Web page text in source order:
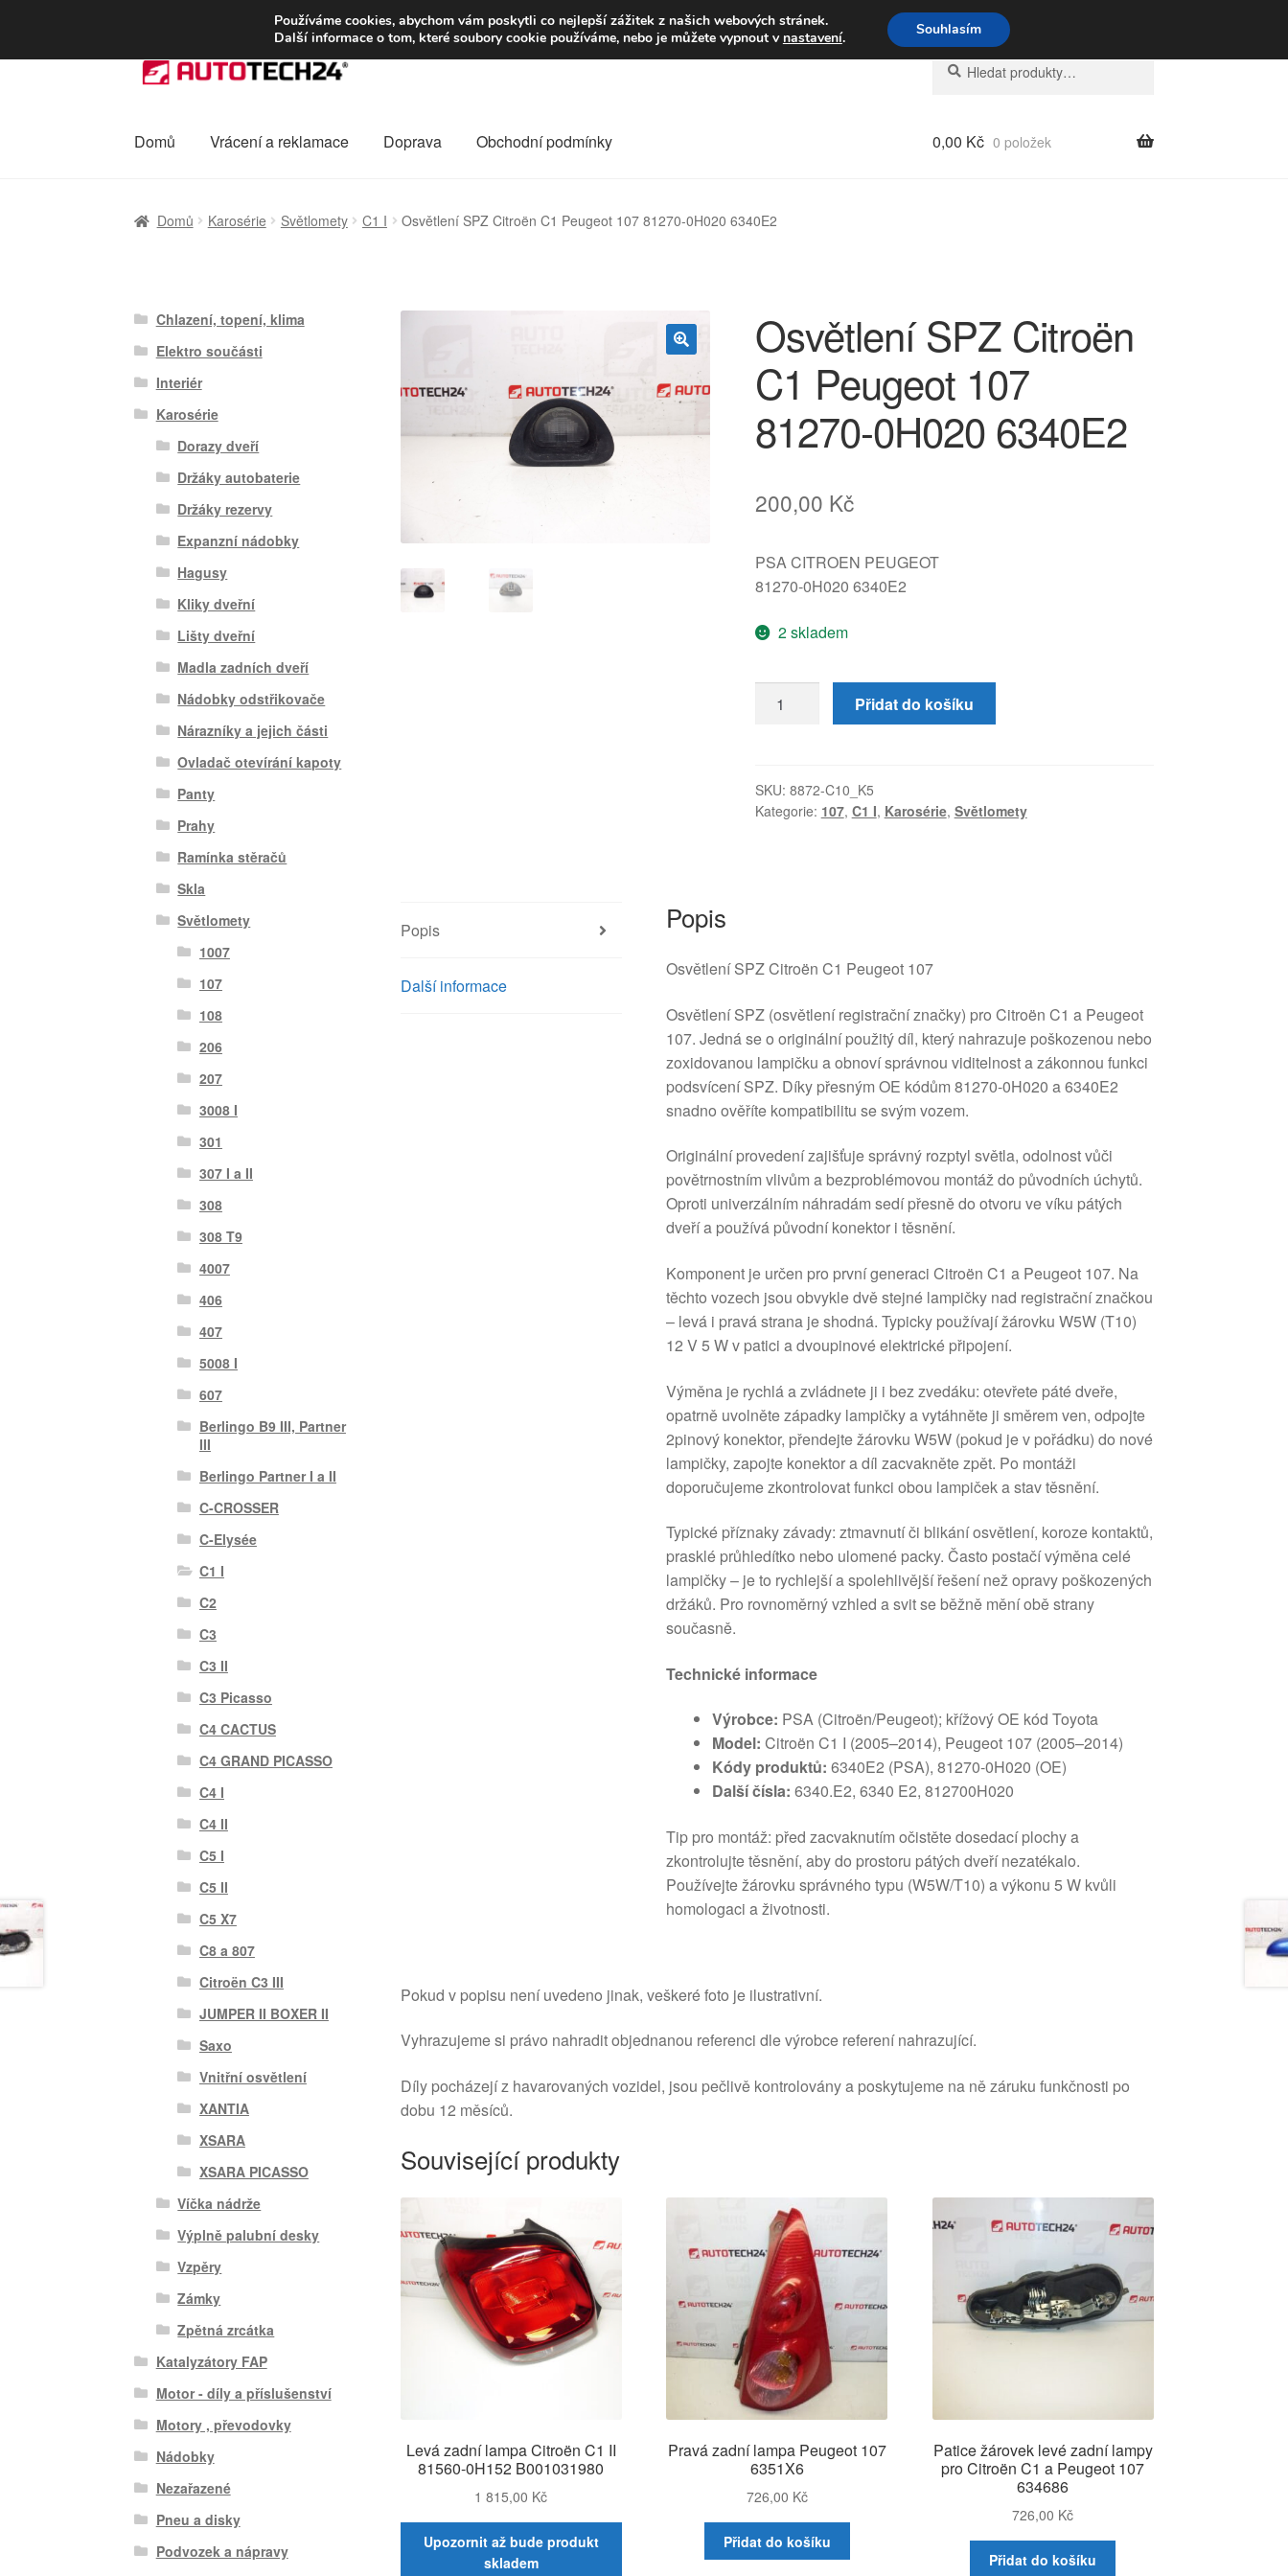
DOPRAVA od 139,-Kč Volejte po-pá 9-16 704 494 494
Přeskočit
na
Přejít
webu
Hledat:
Hledat
Domů Vrácení a reklamace Doprava Obchodní podmínky 0,00 Kč 0 položek
Domů Karosérie Světlomety C1 I Osvětlení SPZ Citroën C1 Peugeot 107 81270-0H020 6340E2
Osvětlení SPZ Citroën
C1 Peugeot 107
81270-0H020 6340E2
200,00 Kč
PSA CITROEN PEUGEOT
81270-0H020 6340E2
2 skladem
SPZ
Peugeot
107
Přidat do košíku
SKU: 8872-C10_K5
Kategorie: 107, C1 I, Karosérie, Světlomety
Popis
Další informace
Popis
Osvětlení SPZ Citroën C1 Peugeot 107
Osvětlení SPZ (osvětlení registrační značky) pro Citroën C1 a Peugeot
107. Jedná se o originální použitý díl, který nahrazuje poškozenou nebo
zoxidovanou lampičku a obnoví správnou viditelnost a zákonnou funkci
podsvícení SPZ. Díky přesným OE kódům 81270-0H020 a 6340E2
snadno ověříte kompatibilitu se svým vozem.
Originální provedení zajišťuje správný rozptyl světla, odolnost vůči
povětrnostním vlivům a bezproblémovou montáž do původních úchytů.
Oproti univerzálním náhradám sedí přesně do otvoru ve víku pátých
dveří a používá původní konektor i těsnění.
Komponent je určen pro první generaci Citroën C1 a Peugeot 107. Na
těchto vozech jsou obvykle dvě stejné lampičky nad registrační značkou
– levá i pravá strana je shodná. Typicky používají žárovku W5W (T10)
12 V 5 W v patici a dvoupinové elektrické připojení.
Výměna je rychlá a zvládnete ji i bez zvedáku: otevřete páté dveře,
opatrně uvolněte západky lampičky a vytáhněte ji směrem ven, odpojte
2pinový konektor, přendejte žárovku W5W (pokud je v pořádku) do nové
lampičky, zapojte konektor a díl zacvakněte zpět. Po montáži
doporučujeme zkontrolovat funkci obou lampiček a stav těsnění.
Typické příznaky závady: ztmavnutí či blikání osvětlení, koroze kontaktů,
prasklé průhledítko nebo ulomené packy. Často postačí výměna celé
lampičky – je to rychlejší a spolehlivější řešení než opravy poškozených
držáků. Pro rovnoměrný vzhled a svit se běžně mění obě strany
současně.
Technické informace
Výrobce: PSA (Citroën/Peugeot); křížový OE kód Toyota
Model: Citroën C1 I (2005–2014), Peugeot 107 (2005–2014)
Kódy produktů: 6340E2 (PSA), 81270-0H020 (OE)
Další čísla: 6340.E2, 6340 E2, 812700H020
Tip pro montáž: před zacvaknutím očistěte dosedací plochy a
zkontrolujte těsnění, aby do prostoru pátých dveří nezatékalo.
Používejte žárovku správného typu (W5W/T10) a výkonu 5 W kvůli
homologaci a životnosti.
Pokud v popisu není uvedeno jinak, veškeré foto je ilustrativní.
Vyhrazujeme si právo nahradit objednanou referenci dle výrobce referení nahrazující.
Díly pocházejí z havarovaných vozidel, jsou pečlivě kontrolovány a poskytujeme na ně záruku funkčnosti po
dobu 12 měsíců.
Související produkty
Levá zadní lampa Citroën C1 II
81560-0H152 B001031980
1 815,00 Kč
Upozornit až bude produkt
skladem
Pravá zadní lampa Peugeot 107
6351X6
726,00 Kč
Přidat do košíku
Patice žárovek levé zadní lampy
pro Citroën C1 a Peugeot 107
634686
726,00 Kč
Přidat do košíku
Chlazení, topení, klima
Elektro součásti
Interiér
Karosérie
Dorazy dveří
Držáky autobaterie
Držáky rezervy
Expanzní nádobky
Hagusy
Kliky dveřní
Lišty dveřní
Madla zadních dveří
Nádobky odstřikovače
Nárazníky a jejich části
Ovladač otevírání kapoty
Panty
Prahy
Ramínka stěračů
Skla
Světlomety
1007
107
108
206
207
3008 I
301
307 I a II
308
308 T9
4007
406
407
5008 I
607
Berlingo B9 III, Partner
III
Berlingo Partner I a II
C-CROSSER
C-Elysée
C1 I
C2
C3
C3 II
C3 Picasso
C4 CACTUS
C4 GRAND PICASSO
C4 I
C4 II
C5 I
C5 II
C5 X7
C8 a 807
Citroën C3 III
JUMPER II BOXER II
Saxo
Vnitřní osvětlení
XANTIA
XSARA
XSARA PICASSO
Víčka nádrže
Výplně palubní desky
Vzpěry
Zámky
Zpětná zrcátka
Katalyzátory FAP
Motor - díly a příslušenství
Motory , převodovky
Nádobky
Nezařazené
Pneu a disky
Podvozek a nápravy
Používáme cookies, abychom vám poskytli co nejlepší zážitek z našich webových stránek.
Další informace o tom, které soubory cookie používáme, nebo je můžete vypnout v nastavení. Souhlasím